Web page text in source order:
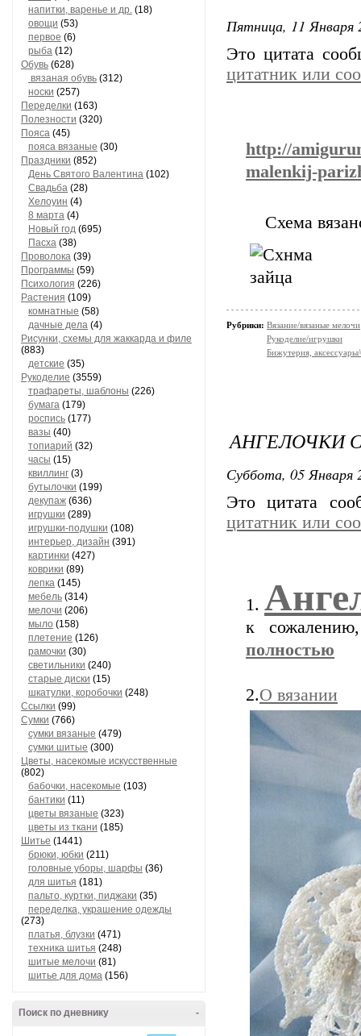
напитки, варенье и др. (18)
овощи (53)
первое (6)
рыба (12)
Обувь (628)
вязаная обувь (312)
носки (257)
Переделки (163)
Полезности (320)
Пояса (45)
пояса вязаные (30)
Праздники (852)
День Святого Валентина (102)
Свадьба (28)
Хелоуин (4)
8 марта (4)
Новый год (695)
Пасха (38)
Проволока (39)
Программы (59)
Психология (226)
Растения (109)
комнатные (58)
дачные дела (4)
Рисунки, схемы для жаккарда и филе
(883)
детские (35)
Рукоделие (3559)
трафареты, шаблоны (226)
бумага (179)
роспись (177)
вазы (40)
топиарий (32)
часы (15)
квиллинг (3)
бутылочки (199)
декупаж (636)
игрушки (289)
игрушки-подушки (108)
интерьер, дизайн (391)
картинки (427)
коврики (89)
лепка (145)
мебель (314)
мелочи (206)
мыло (158)
плетение (126)
рамочки (30)
светильники (240)
старые диски (15)
шкатулки, коробочки (248)
Ссылки (99)
Сумки (766)
сумки вязаные (479)
сумки шитые (300)
Цветы, насекомые искусственные
(802)
бабочки, насекомые (103)
бантики (11)
цветы вязаные (323)
цветы из ткани (185)
Шитье (1441)
брюки, юбки (211)
головные уборы, шарфы (36)
для шитья (181)
пальто, куртки, пиджаки (35)
переделка, украшение одежды
(273)
платья, блузки (471)
техника шитья (248)
шитые мелочи (81)
шитье для дома (156)
-
Поиск по дневнику
Пятница, 11 Января
Это цитата
цитатник или
http://
malenkij-
Схема
Рубрики: Вязание/вязаные мелочи
Рукоделие/игрушки
Бижутерия,
АНГЕЛОЧКИ
Суббота, 05 Января
Это цитата
цитатник или
1.
к
полностью
2.О вязании